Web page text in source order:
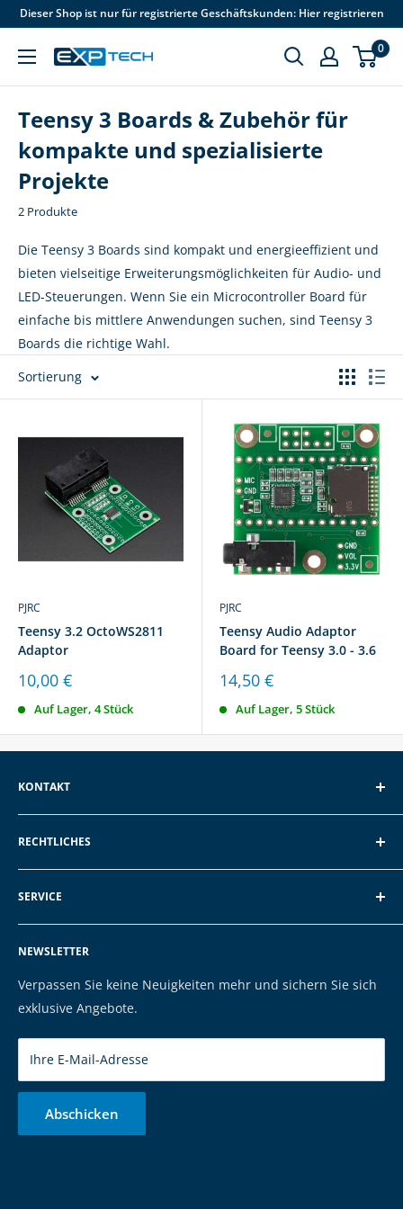
Direkt
zum
Inhalt
Dieser Shop ist nur für registrierte Geschäftskunden: Hier registrieren
EXP
Tech
0
Teensy 3 Boards & Zubehör für
kompakte und spezialisierte
Projekte
2 Produkte
Die Teensy 3 Boards sind kompakt und energieeffizient und
bieten vielseitige Erweiterungsmöglichkeiten für Audio- und
LED-Steuerungen. Wenn Sie ein Microcontroller Board für
einfache bis mittlere Anwendungen suchen, sind Teensy 3
Boards die richtige Wahl.
Sortierung
PJRC
Teensy 3.2 OctoWS2811
Adaptor
Sonderpreis
10,00 €
Auf Lager, 4 Stück
PJRC
Teensy Audio Adaptor
Board for Teensy 3.0 - 3.6
Sonderpreis
14,50 €
Auf Lager, 5 Stück
KONTAKT
EXP GmbH
NEWSLETTER
Verpassen Sie keine Neuigkeiten mehr und sichern Sie sich
exklusive Angebote.
Ihre E-Mail-Adresse
Abschicken
RECHTLICHES
Über EXP
AGB und Kundeninformationen
Datenschutzerklärung
Impressum
Cookies
SERVICE
FAQ
Kontakt
Versand & Zahlung
Marken